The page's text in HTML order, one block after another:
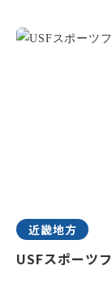
近畿地方
USFスポーツ